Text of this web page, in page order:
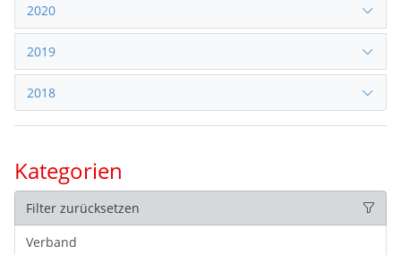
2020
2019
2018
Kategorien
Filter zurücksetzen
Verband